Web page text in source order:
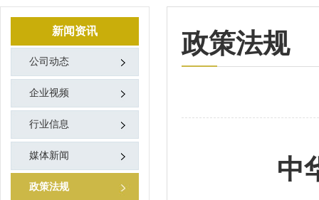
新闻资讯
公司动态
企业视频
行业信息
媒体新闻
政策法规
政策法规
中